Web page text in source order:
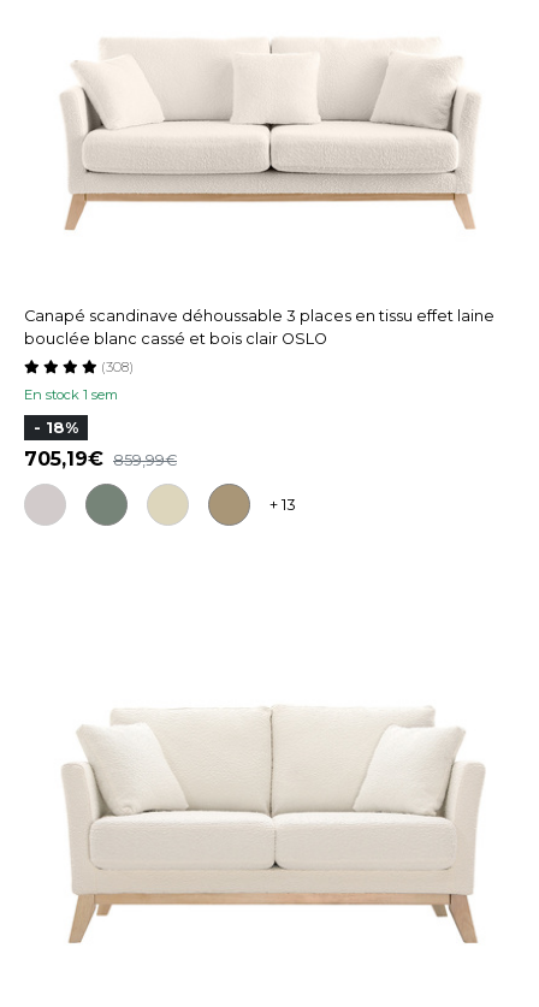
Canapé scandinave déhoussable 3 places en tissu effet laine
bouclée blanc cassé et bois clair OSLO
En stock 1 sem
(308)
- 18%
705,19 859,99
+ 13